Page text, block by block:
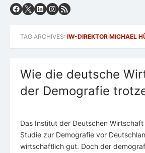
TAG ARCHIVES: IW-DIREKTOR MICHAEL
Wie die deutsche
der Demografie
Das Institut der Deutschen
Studie zur Demografie vor
wirtschaftlich gut. Doch der